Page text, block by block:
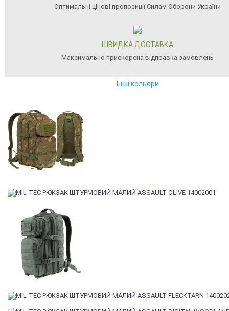
Оптимальні цінові пропозиції Силам Оборони України
ШВИДКА ДОСТАВКА
Максимально прискорена відправка замовлень
Інші кольори